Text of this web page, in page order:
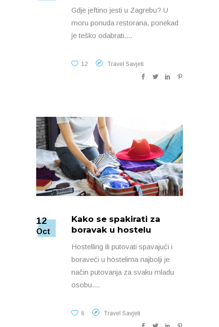
Gdje jeftino jesti u Zagrebu? U
moru ponuda restorana, ponekad
je teško odabrati.
12 Travel Savjeti
12
Oct
Kako se spakirati za
boravak u hostelu
Hostelling ili putovati spavajući i
boraveći u hostelima najbolji je
način putovanja za svaku mladu
osobu.
6 Travel Savjeti